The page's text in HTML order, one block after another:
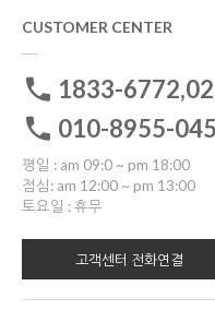
CUSTOMER CENTER
1833-
010-8955-
평일 : am 09:0 ~ pm 18:00
점심: am 12:00 ~ pm 13:00
토요일 : 휴무
고객센터 전화연결